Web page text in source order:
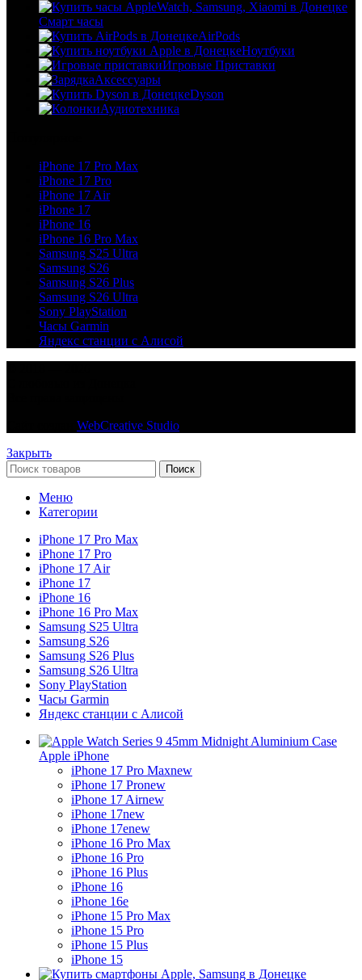
Смарт часы
AirPods
Ноутбуки
Игровые Приставки
Аксессуары
Dyson
Аудиотехника
iPhone 17 Pro Max
iPhone 17 Pro
iPhone 17 Air
iPhone 17
iPhone 16
iPhone 16 Pro Max
Samsung S25 Ultra
Samsung S26
Samsung S26 Plus
Samsung S26 Ultra
Sony PlayStation
Часы Garmin
Яндекс станции с Алисой
WebCreative Studio
Закрыть
Поиск
Меню
Категории
iPhone 17 Pro Max
iPhone 17 Pro
iPhone 17 Air
iPhone 17
iPhone 16
iPhone 16 Pro Max
Samsung S25 Ultra
Samsung S26
Samsung S26 Plus
Samsung S26 Ultra
Sony PlayStation
Часы Garmin
Яндекс станции с Алисой
Apple iPhone
iPhone 17 Pro Maxnew
iPhone 17 Pronew
iPhone 17 Airnew
iPhone 17new
iPhone 17enew
iPhone 16 Pro Max
iPhone 16 Pro
iPhone 16 Plus
iPhone 16
iPhone 16e
iPhone 15 Pro Max
iPhone 15 Pro
iPhone 15 Plus
iPhone 15